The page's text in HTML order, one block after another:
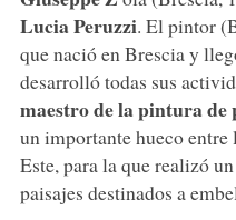
Lucia Peruzzi. El pintor
que nació en Brescia y
desarrolló todas sus
maestro de la pintura de
un importante hueco
Este, para la que realizó
paisajes destinados a